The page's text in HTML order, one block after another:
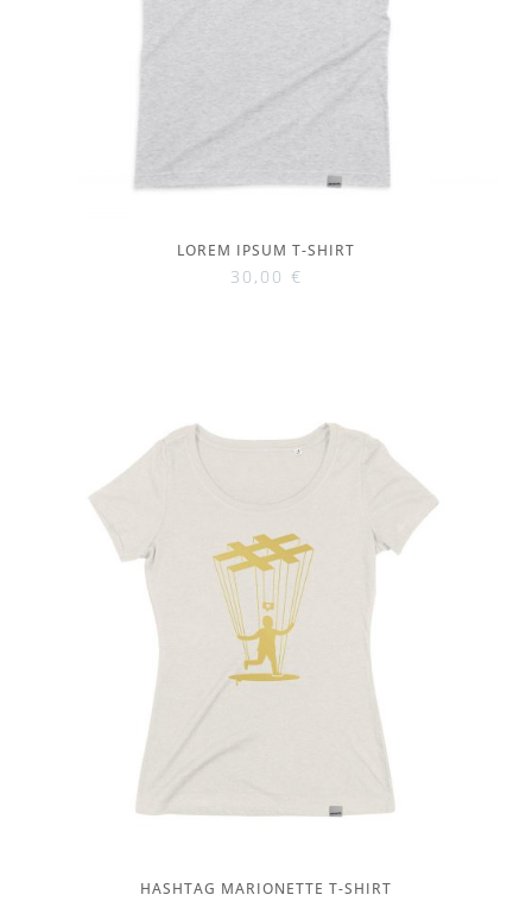
LOREM IPSUM T-SHIRT
30,00 €
HASHTAG MARIONETTE T-SHIRT